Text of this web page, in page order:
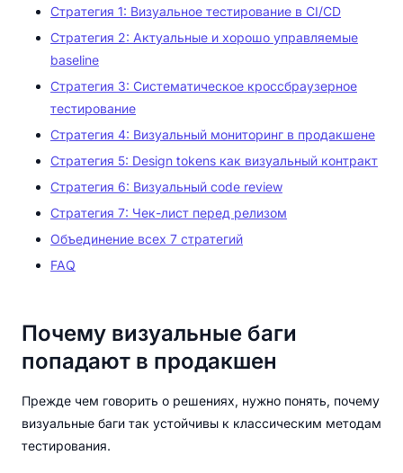
Стратегия 1: Визуальное тестирование в CI/CD
Стратегия 2: Актуальные и хорошо управляемые
baseline
Стратегия 3: Систематическое кроссбраузерное
тестирование
Стратегия 4: Визуальный мониторинг в продакшене
Стратегия 5: Design tokens как визуальный контракт
Стратегия 6: Визуальный code review
Стратегия 7: Чек-лист перед релизом
Объединение всех 7 стратегий
FAQ
Почему визуальные баги
попадают в продакшен
Прежде чем говорить о решениях, нужно понять, почему
визуальные баги так устойчивы к классическим методам
тестирования.